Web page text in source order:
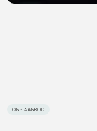
ONS AANBOD